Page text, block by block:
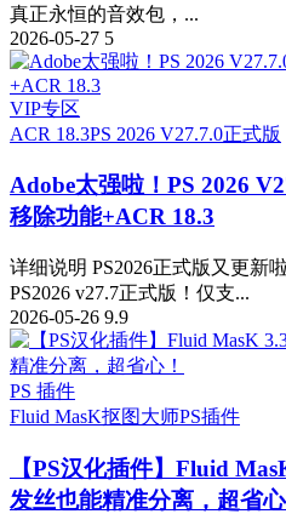
真正永恒的音效包，...
2026-05-27 5
VIP专区
ACR 18.3PS 2026 V27.7.0正式版
Adobe太强啦！PS 2026
移除功能+ACR 18.3
详细说明 PS2026正式版又更新
PS2026 v27.7正式版！仅支...
2026-05-26 9.9
PS 插件
Fluid MasK抠图大师PS插件
【PS汉化插件】Fluid
发丝也能精准分离，超省心